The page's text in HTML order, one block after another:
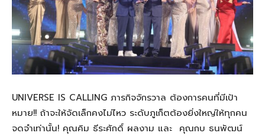
UNIVERSE IS CALLING ภารกิจจักรวาล ต้องการคนที่มีเป้า
หมาย!! ถ้าจะให้จัดเล็กคงไม่ไหว ระดับภูเก็ตต้องยิ่งใหญ่ให้ทุกคน
จดจำเท่านั้น! คุณคิม ธีระศักดิ์ ผลงาม และ คุณกบ ธนพัฒน์